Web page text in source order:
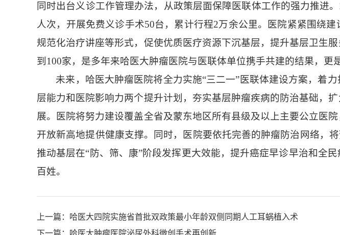
同时出台义诊工作管理办法，从政策层面保障医联体工作的强力推进
人次，开展免费义诊手术50台，累计行程2万余公里。医院紧紧围绕
规范化治疗讲座等形式，促使优质医疗资源下沉基层，提升基层卫生
到100家，是多年来哈医大肿瘤医院与医联体单位携手共建的结果，更
未来，哈医大肿瘤医院将全力实施“三二一”医联体建设方案，着
层能力和医院影响力两个提升计划，夯实基层肿瘤疾病的防治基础，
展。医院将努力建设覆盖全省及蒙东地区所有县级及以上主要公立医
开放新高地提供健康支撑。同时，医院要依托完善的肿瘤防治网络，
推动基层在“防、筛、康”阶段发挥更大效能，提升癌症早诊早治和全
百姓。
上一篇： 哈医大四院实施省首批双政策最小年龄双侧同期人工耳蜗植入术
下一篇：
哈医大肿瘤医院泌尿外科微创手术再创新